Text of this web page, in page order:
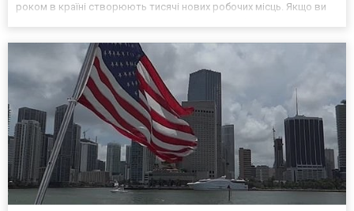
роком в країні створюють тисячі нових робочих місць. Якщо ви